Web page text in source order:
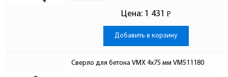
Цена: 1 431 Р
-
Добавить в корзину
Сверло для бетона VMX 4х75 мм VM511180